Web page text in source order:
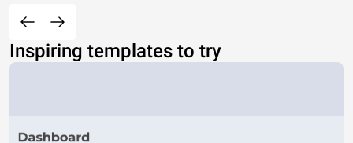
Inspiring templates to try